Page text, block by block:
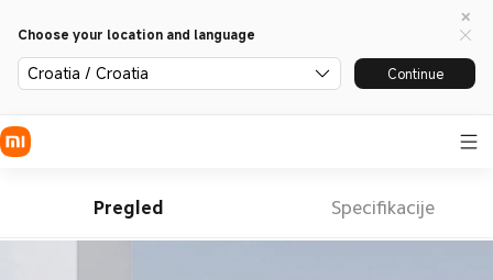
Choose your location and language
Croatia / Croatia Continue
Pregled Specifikacije